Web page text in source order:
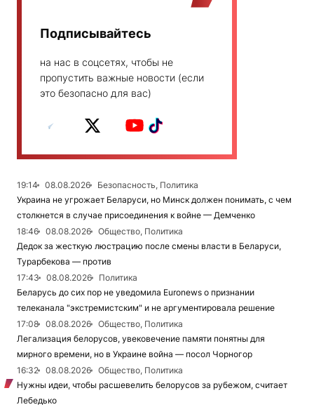
Подписывайтесь
на нас в соцсетях, чтобы не
пропустить важные новости (если
это безопасно для вас)
19:14 08.08.2026
Безопасность, Политика
Украина не угрожает Беларуси, но Минск должен понимать, с чем
столкнется в случае присоединения к войне — Демченко
18:46
08.08.2026
Общество, Политика
Дедок за жесткую люстрацию после смены власти в Беларуси,
Турарбекова — против
17:43
08.08.2026
Политика
Беларусь до сих пор не уведомила Euronews о признании
телеканала "экстремистским" и не аргументировала решение
17:08
08.08.2026
Общество, Политика
Легализация белорусов, увековечение памяти понятны для
мирного времени, но в Украине война — посол Чорногор
16:32
08.08.2026
Общество, Политика
Нужны идеи, чтобы расшевелить белорусов за рубежом, считает
Лебедько